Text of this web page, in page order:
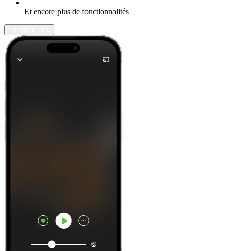
Et encore plus de fonctionnalités